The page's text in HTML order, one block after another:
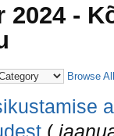
2024 -
Browse All
(